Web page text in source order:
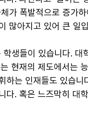
가 폭발적으로 증가
많아지고 있어 큰 일
생들이 있습니다.
현재의 제도에서는
하는 인재들도 있습
다. 혹은 느즈막히 대